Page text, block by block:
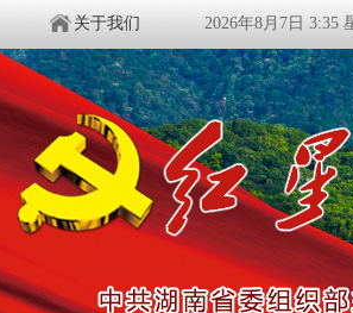
关于我们 2026年8月7日 3:35